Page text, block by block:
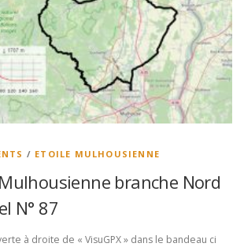
/ ETOILE MULHOUSIENNE
branche Nord
N° 87
à droite de « VisuGPX » dans le bandeau ci